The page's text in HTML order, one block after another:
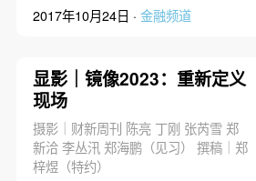
2017年10月24日 · 金融频道
显影｜镜像2023：重新定义
现场
摄影｜财新周刊 陈亮 丁刚 张芮雪 郑
新洽 李丛汛 郑海鹏（见习） 撰稿｜郑
梓煜（特约）